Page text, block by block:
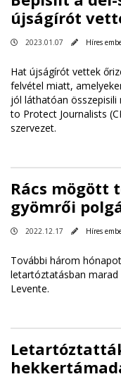
újságírót
2023.01.07 Híres
Hat újságírót vettek
felvétel miatt,
jól láthatóan
to Protect Journalists
szervezet.
Rács mögött
gyömrői
2022.12.17 Híres
További három
letartóztatásban marad
Levente.